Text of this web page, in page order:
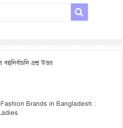
প্রশ্ন উত্তর
Brands in Bangladesh :